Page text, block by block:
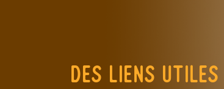
Des liens utiles